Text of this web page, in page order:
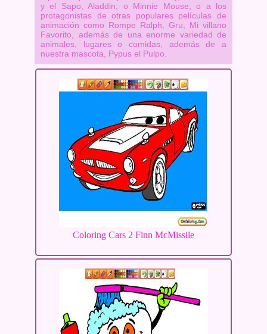
y el Sapo, Aladdin, o Minnie Mouse, o a los
protagonistas de otras populares películas de
animación como Rompe Ralph, Gru, Mi villano
Favorito, además de una enorme variedad de
animales, lugares o comidas, además de a
nuestra mascota, Pypus el Pulpo.
Coloring Cars 2 Finn McMissile